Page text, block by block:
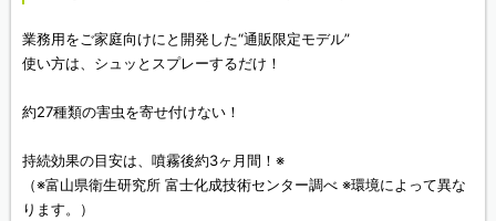
業務用をご家庭向けにと開発した“通販限定モデル”
使い方は、シュッとスプレーするだけ！
約27種類の害虫を寄せ付けない！
持続効果の目安は、噴霧後約3ヶ月間！※
（※富山県衛生研究所 富士化成技術センター調べ ※環境によって異な
ります。）